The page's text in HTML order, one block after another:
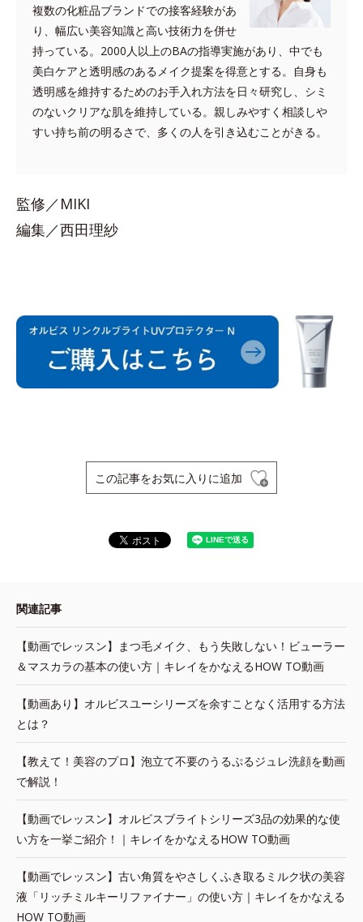
複数の化粧品ブランドでの接客経験があ
り、幅広い美容知識と高い技術力を併せ
持っている。2000人以上のBAの指導実施があり、中でも
美白ケアと透明感のあるメイク提案を得意とする。自身も
透明感を維持するためのお手入れ方法を日々研究し、シミ
のないクリアな肌を維持している。親しみやすく相談しや
すい持ち前の明るさで、多くの人を引き込むことがきる。
監修／MIKI
編集／西田理紗
この記事をお気に入りに追加
関連記事
【動画でレッスン】まつ毛メイク、もう失敗しない！ビューラー
＆マスカラの基本の使い方｜キレイをかなえるHOW TO動画
【動画あり】オルビスユーシリーズを余すことなく活用する方法
とは？
【教えて！美容のプロ】泡立て不要のうるぷるジュレ洗顔を動画
で解説！
【動画でレッスン】オルビスブライトシリーズ3品の効果的な使
い方を一挙ご紹介！｜キレイをかなえるHOW TO動画
【動画でレッスン】古い角質をやさしくふき取るミルク状の美容
液「リッチミルキーリファイナー」の使い方｜キレイをかなえる
HOW TO動画